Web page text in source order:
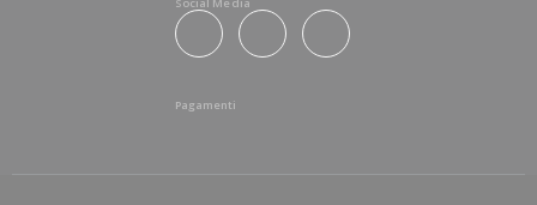
Social Media
Pagamenti